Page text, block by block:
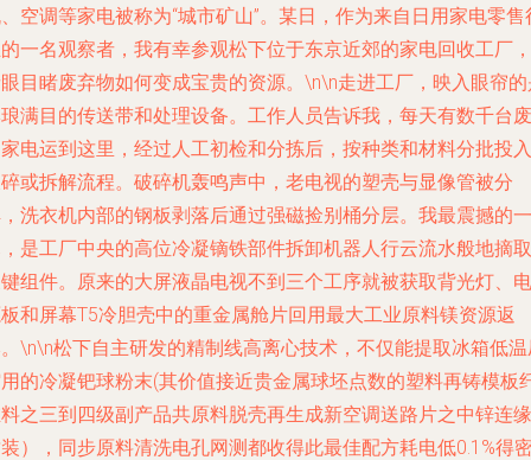
空调等家电被称为“城市矿山”。某日，作为来自日用家电零售
一名观察者，我有幸参观松下位于东京近郊的家电回收工厂，
目睹废弃物如何变成宝贵的资源。\n\n走进工厂，映入眼帘
满目的传送带和处理设备。工作人员告诉我，每天有数千台废
电运到这里，经过人工初检和分拣后，按种类和材料分批投入
或拆解流程。破碎机轰鸣声中，老电视的塑壳与显像管被分
洗衣机内部的钢板剥落后通过强磁捡别桶分层。我最震撼的一
是工厂中央的高位冷凝镝铁部件拆卸机器人行云流水般地摘取
组件。原来的大屏液晶电视不到三个工序就被获取背光灯、电
和屏幕T5冷胆壳中的重金属舱片回用最大工业原料镁资源返
\n\n松下自主研发的精制线高离心技术，不仅能提取冰箱低
的冷凝钯球粉末(其价值接近贵金属球坯点数的塑料再铸模板
之三到四级副产品共原料脱壳再生成新空调送路片之中锌连缘
），同步原料清洗电孔网测都收得此最佳配方耗电低0.1%得